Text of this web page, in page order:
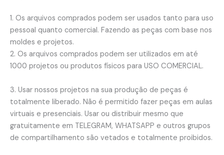
1. Os arquivos comprados podem ser usados ​​tanto para uso
pessoal quanto comercial. Fazendo as peças com base nos
moldes e projetos.
2. Os arquivos comprados podem ser utilizados em até
1000 projetos ou produtos físicos para USO COMERCIAL.
3. Usar nossos projetos na sua produção de peças é
totalmente liberado. Não é permitido fazer peças em aulas
virtuais e presenciais. Usar ou distribuir mesmo que
gratuitamente em TELEGRAM, WHATSAPP e outros grupos
de compartilhamento são vetados e totalmente proibidos.